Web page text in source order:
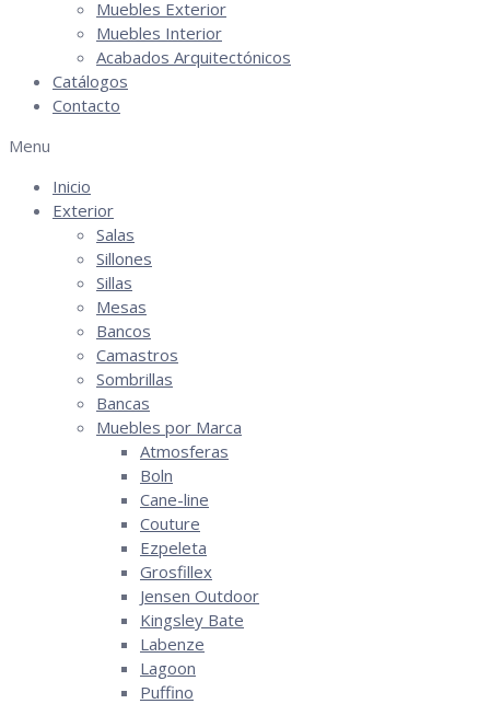
Muebles Exterior
Muebles Interior
Acabados Arquitectónicos
Catálogos
Contacto
Menu
Inicio
Exterior
Salas
Sillones
Sillas
Mesas
Bancos
Camastros
Sombrillas
Bancas
Muebles por Marca
Atmosferas
Boln
Cane-line
Couture
Ezpeleta
Grosfillex
Jensen Outdoor
Kingsley Bate
Labenze
Lagoon
Puffino